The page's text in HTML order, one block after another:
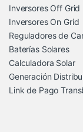
Inversores Off Grid
Inversores On Grid
Reguladores de
Baterías Solares
Calculadora Solar
Generación
Link de Pago